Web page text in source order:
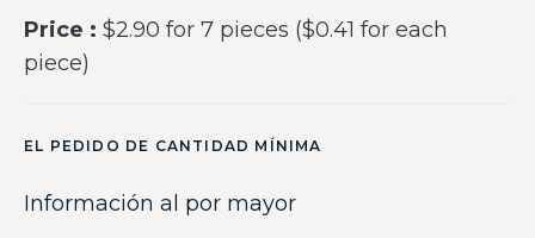
Price : $2.90 for 7 pieces ($0.41 for each
piece)
EL PEDIDO DE CANTIDAD MÍNIMA
Información al por mayor